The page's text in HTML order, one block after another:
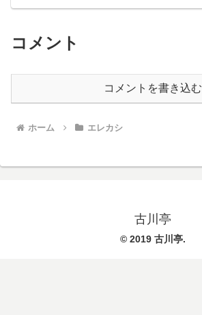
コメント
コメントを書き込む
ホーム エレカシ
古川亭
© 2019 古川亭.